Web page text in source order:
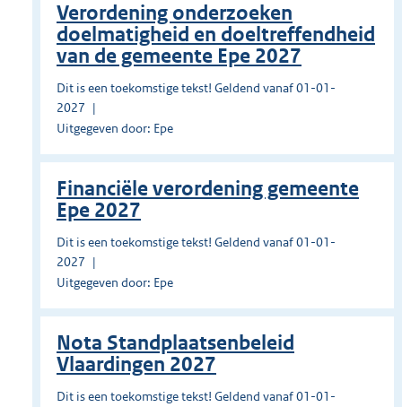
Verordening onderzoeken
doelmatigheid en doeltreffendheid
van de gemeente Epe 2027
Dit is een toekomstige tekst! Geldend vanaf 01-01-
2027
Uitgegeven door: Epe
Financiële verordening gemeente
Epe 2027
Dit is een toekomstige tekst! Geldend vanaf 01-01-
2027
Uitgegeven door: Epe
Nota Standplaatsenbeleid
Vlaardingen 2027
Dit is een toekomstige tekst! Geldend vanaf 01-01-